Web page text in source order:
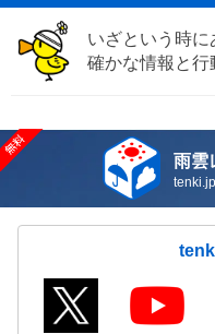
いざという時に
確かな情報と
雨雲